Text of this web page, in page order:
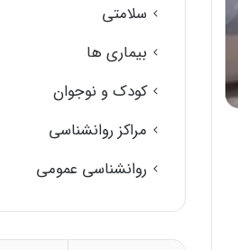
سلامتی
بیماری ها
کودک و نوجوان
مراکز روانشناسی
روانشناسی عمومی